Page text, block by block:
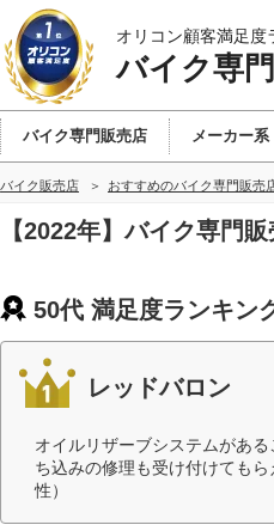
オリコン顧客満足度
バイク専
バイク専門販売店 メーカー系
バイク販売店 おすすめのバイク専門販売
【2022年】バイク専門
50代 満足度ランキン
レッドバロン
オイルリザーブシステムがあ
ち込みの修理も受け付けても
性）